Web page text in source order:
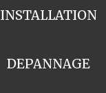
INSTALLATION
DEPANNAGE